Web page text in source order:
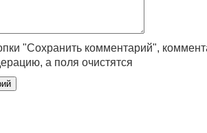
"Сохранить комментарий",
а поля очистятся